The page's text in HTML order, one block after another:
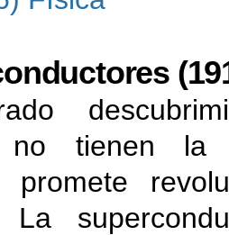
no tienen
promete
La